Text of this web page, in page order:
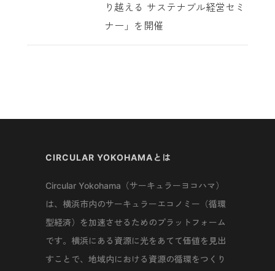
り越える サステナブル経営セミ
ナー」を開催
CIRCULAR YOKOHAMAとは
Circular Yokohama（サーキュラーヨコハマ）
は、横浜市内のサーキュラーエコノミー（循環
型経済）を加速させるためのプラットフォーム
です。横浜にある資源に光をあてて価値を見出
すことで、地域内における資源の循環をつくり